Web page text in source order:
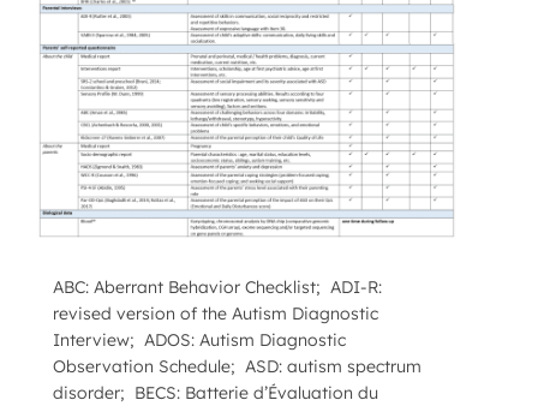
ABC: Aberrant Behavior Checklist; ADI-R:
revised version of the Autism Diagnostic
Interview; ADOS: Autism Diagnostic
Observation Schedule; ASD: autism spectrum
disorder; BECS: Batterie d’Évaluation du